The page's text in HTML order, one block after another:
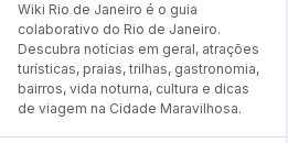
Wiki Rio de Janeiro é o guia
colaborativo do Rio de Janeiro.
Descubra notícias em geral, atrações
turísticas, praias, trilhas, gastronomia,
bairros, vida noturna, cultura e dicas
de viagem na Cidade Maravilhosa.